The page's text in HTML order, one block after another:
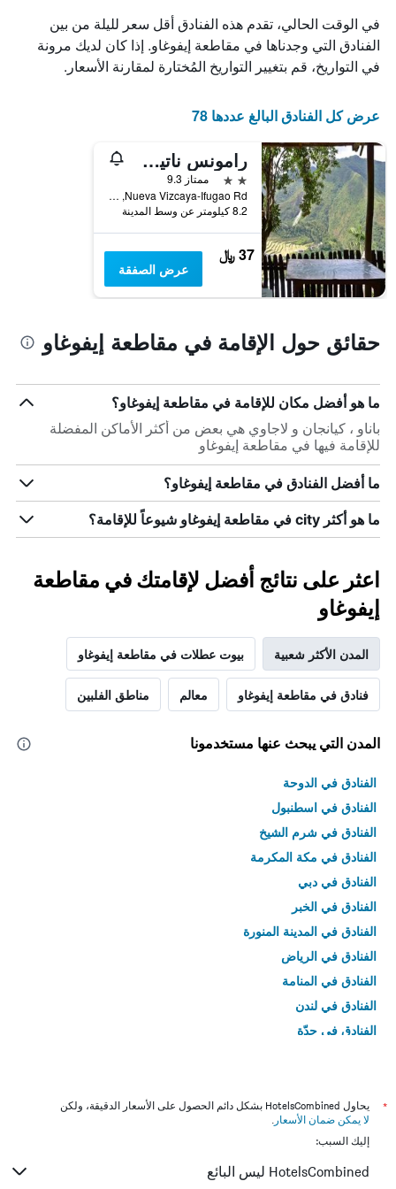
الذي
يعرض
أيام
الأسبوع.
التالي
محور
Y
الذي
يعرض
متوسط
سعر
غرفة
في الوقت الحالي، تقدم هذه الفنادق أقل سعر لليلة من بين
الفنادق التي وجدناها في مقاطعة إيفوغاو. إذا كان لديك مرونة
في التواريخ، قم بتغيير التواريخ المُختارة لمقارنة الأسعار.
عرض كل الفنادق البالغ عددها 78
رامونس ناتيف هوم ستاي آند ريستورانت
2 نجمتين
ممتاز 9.3
Nueva Vizcaya-Ifugao Rd, باناو, الفلبين
8.2 كيلومتر عن وسط المدينة
37 ﷼
عرض الصفقة
حقائق حول الإقامة في مقاطعة إيفوغاو
ما هو أفضل مكان للإقامة في مقاطعة إيفوغاو؟
باناو ، كيانجان و لاجاوي هي بعض من أكثر الأماكن المفضلة
للإقامة فيها في مقاطعة إيفوغاو
ما أفضل الفنادق في مقاطعة إيفوغاو؟
ما هو أكثر city في مقاطعة إيفوغاو شيوعاً للإقامة؟
اعثر على نتائج أفضل لإقامتك في مقاطعة
إيفوغاو
المدن الأكثر شعبية بيوت عطلات في مقاطعة إيفوغاو
فنادق في مقاطعة إيفوغاو معالم مناطق الفلبين
المدن التي يبحث عنها مستخدمونا
الفنادق في الدوحة
الفنادق في اسطنبول
الفنادق في شرم الشيخ
الفنادق في مكة المكرمة
الفنادق في دبي
الفنادق في الخبر
الفنادق في المدينة المنورة
الفنادق في الرياض
الفنادق في المنامة
الفنادق في لندن
الفنادق في جدّة
*
يحاول HotelsCombined بشكل دائم الحصول على الأسعار الدقيقة، ولكن
لا يمكن ضمان الأسعار .
إليك السبب:
HotelsCombined ليس البائع